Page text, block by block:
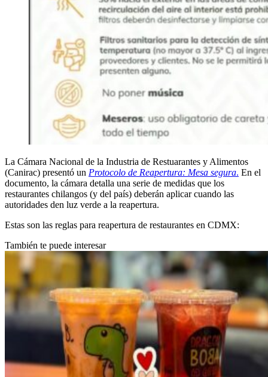
La Cámara Nacional de la Industria de Restuarantes y Alimentos
(Canirac) presentó un Protocolo de Reapertura: Mesa segura. En el
documento, la cámara detalla una serie de medidas que los
restaurantes chilangos (y del país) deberán aplicar cuando las
autoridades den luz verde a la reapertura.
Estas son las reglas para reapertura de restaurantes en CDMX:
También te puede interesar